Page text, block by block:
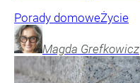
Porady domoweŻycie
Magda Grefkowicz